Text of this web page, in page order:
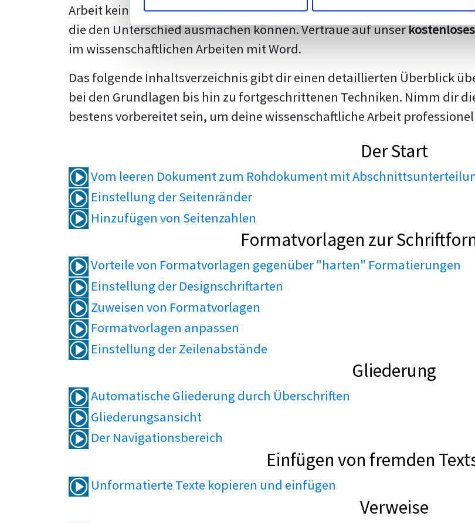
Arbeit kein Problem mehr für dich darstellen. Unsere erfahrenen
die den Unterschied ausmachen können. Vertraue auf unser
im wissenschaftlichen Arbeiten mit Word.
Das folgende Inhaltsverzeichnis gibt dir einen detaillierten Überblick
bei den Grundlagen bis hin zu fortgeschrittenen Techniken. Nimm dir
bestens vorbereitet sein, um deine wissenschaftliche Arbeit
Der Start
Vom leeren Dokument zum Rohdokument mit
Einstellung der Seitenränder
Hinzufügen von Seitenzahlen
Formatvorlagen zur
Vorteile von Formatvorlagen gegenüber "harten" Formatierungen
Einstellung der Designschriftarten
Zuweisen von Formatvorlagen
Formatvorlagen anpassen
Einstellung der Zeilenabstände
Gliederung
Automatische Gliederung durch Überschriften
Gliederungsansicht
Der Navigationsbereich
Einfügen von fremden
Unformatierte Texte kopieren und einfügen
Verweise